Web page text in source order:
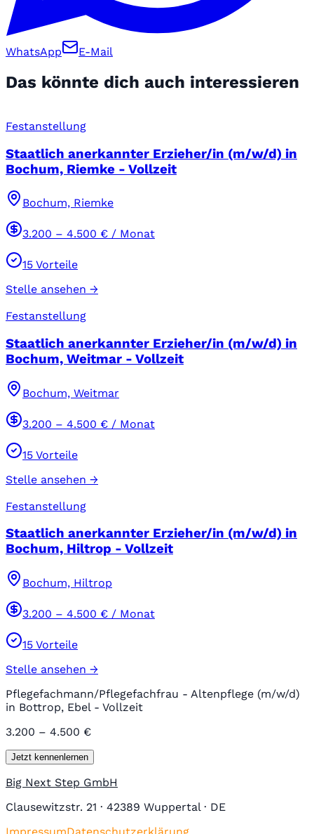
WhatsApp E-Mail
Das könnte dich auch interessieren
Festanstellung
Staatlich anerkannter Erzieher/in (m/w/d) in
Bochum, Riemke - Vollzeit
Bochum, Riemke
3.200 – 4.500 € / Monat
15 Vorteile
Stelle ansehen →
Festanstellung
Staatlich anerkannter Erzieher/in (m/w/d) in
Bochum, Weitmar - Vollzeit
Bochum, Weitmar
3.200 – 4.500 € / Monat
15 Vorteile
Stelle ansehen →
Festanstellung
Staatlich anerkannter Erzieher/in (m/w/d) in
Bochum, Hiltrop - Vollzeit
Bochum, Hiltrop
3.200 – 4.500 € / Monat
15 Vorteile
Stelle ansehen →
Pflegefachmann/Pflegefachfrau - Altenpflege (m/w/d)
in Bottrop, Ebel - Vollzeit
3.200 – 4.500 €
Jetzt kennenlernen
Big Next Step GmbH
Clausewitzstr. 21 · 42389 Wuppertal · DE